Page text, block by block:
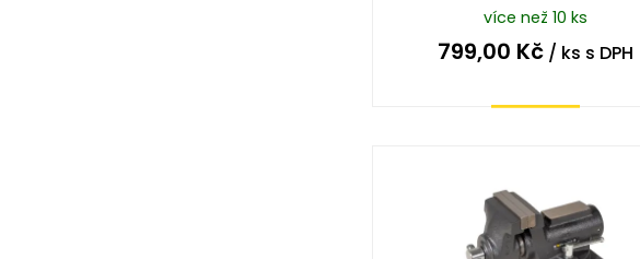
více než 10 ks
799,00 Kč/ ks s DPH